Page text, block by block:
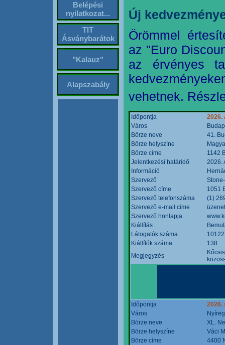
Belépési
nyilatkozat...
TIT
Ásványbarátok
"Kalauz"
Alapszabály
Új
Örömmel
az "Euro
az érvényes
vehetnek.
Időpontja
2026.
Város
Börze neve
41.
Börze helyszíne
Börze címe
1142
Jelentkezési határidő
2026.
Információ
Szervező
Szervező címe
1051
Szervező telefonszáma
(1)
Szervező e-mail címe
Szervező honlapja
Kiállítás
Látogatók száma
10122
Kiállítók száma
138
Megjegyzés
Időpontja
2026.
Város
Börze neve
XL.
Börze helyszíne
Váci
Börze címe
4400